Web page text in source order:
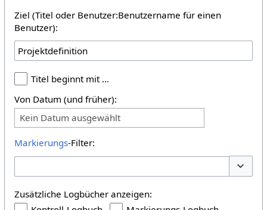
Ziel (Titel oder Benutzer:Benutzername für einen
Benutzer):
Titel beginnt mit …
Von Datum (und früher):
Kein Datum ausgewählt
Markierungs-Filter:
Zusätzliche Logbücher anzeigen: